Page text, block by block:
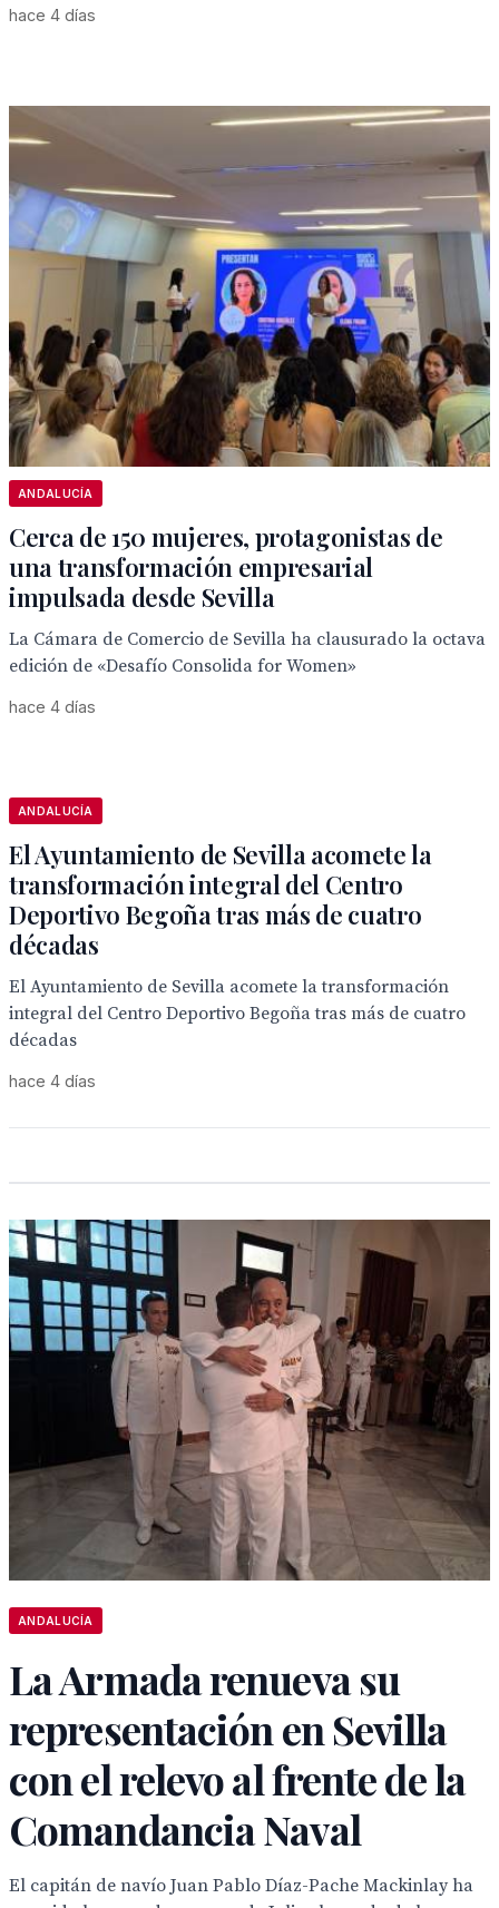
hace 4 días
ANDALUCÍA
Cerca de 150 mujeres, protagonistas de
una transformación empresarial
impulsada desde Sevilla
La Cámara de Comercio de Sevilla ha clausurado la octava
edición de «Desafío Consolida for Women»
hace 4 días
ANDALUCÍA
El Ayuntamiento de Sevilla acomete la
transformación integral del Centro
Deportivo Begoña tras más de cuatro
décadas
El Ayuntamiento de Sevilla acomete la transformación
integral del Centro Deportivo Begoña tras más de cuatro
décadas
hace 4 días
ANDALUCÍA
La Armada renueva su
representación en Sevilla
con el relevo al frente de la
Comandancia Naval
El capitán de navío Juan Pablo Díaz-Pache Mackinlay ha